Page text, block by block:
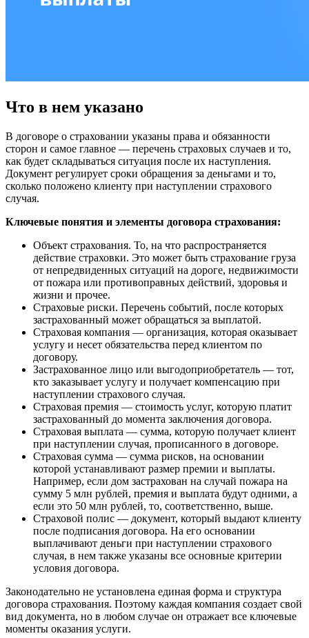
Что в нем указано
В договоре о страховании указаны права и обязанности
сторон и самое главное — перечень страховых случаев и то,
как будет складываться ситуация после их наступления.
Документ регулирует сроки обращения за деньгами и то,
сколько положено клиенту при наступлении страхового
случая.
Ключевые понятия и элементы договора страхования:
Объект страхования. То, на что распространяется
действие страховки. Это может быть страхование груза
от непредвиденных ситуаций на дороге, недвижимости
от пожара или противоправных действий, здоровья и
жизни и прочее.
Страховые риски. Перечень событий, после которых
застрахованный может обращаться за выплатой.
Страховая компания — организация, которая оказывает
услугу и несет обязательства перед клиентом по
договору.
Застрахованное лицо или выгодоприобретатель — тот,
кто заказывает услугу и получает компенсацию при
наступлении страхового случая.
Страховая премия — стоимость услуг, которую платит
застрахованный до момента заключения договора.
Страховая выплата — сумма, которую получает клиент
при наступлении случая, прописанного в договоре.
Страховая сумма — сумма рисков, на основании
которой устанавливают размер премии и выплаты.
Например, если дом застрахован на случай пожара на
сумму 5 млн рублей, премия и выплата будут одними, а
если это 50 млн рублей, то, соответственно, выше.
Страховой полис — документ, который выдают клиенту
после подписания договора. На его основании
выплачивают деньги при наступлении страхового
случая, в нем также указаны все основные критерии
условия договора.
Законодательно не установлена единая форма и структура
договора страхования. Поэтому каждая компания создает свой
вид документа, но в любом случае он отражает все ключевые
моменты оказания услуги.